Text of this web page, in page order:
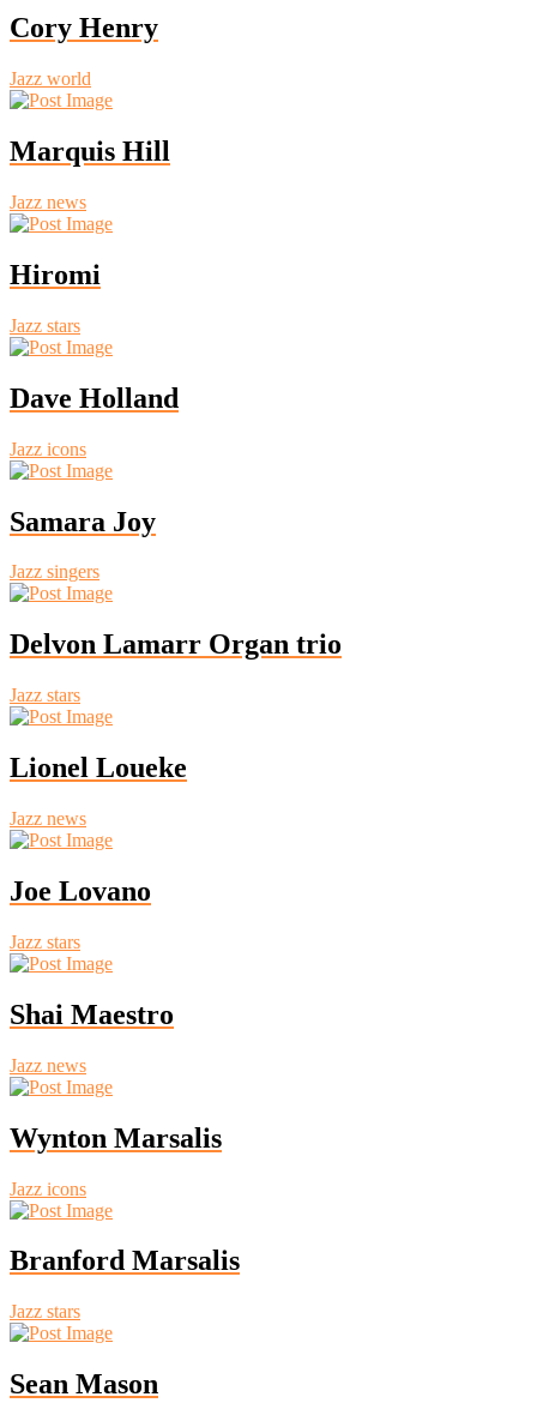
Cory Henry
Jazz world
Marquis Hill
Jazz news
Hiromi
Jazz stars
Dave Holland
Jazz icons
Samara Joy
Jazz singers
Delvon Lamarr Organ trio
Jazz stars
Lionel Loueke
Jazz news
Joe Lovano
Jazz stars
Shai Maestro
Jazz news
Wynton Marsalis
Jazz icons
Branford Marsalis
Jazz stars
Sean Mason